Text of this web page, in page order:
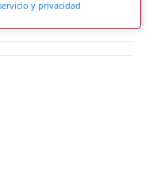
y privacidad